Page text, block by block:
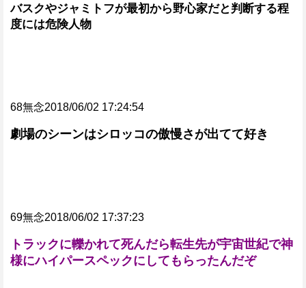
バスクやジャミトフが最初から野心家だと判断する程
度には危険人物
68無念2018/06/02 17:24:54
劇場のシーンはシロッコの傲慢さが出てて好き
69無念2018/06/02 17:37:23
トラックに轢かれて死んだら転生先が宇宙世紀で神
様にハイパースペックにしてもらったんだぞ